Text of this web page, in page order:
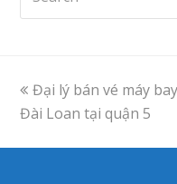
previous
post:
Đại lý bán vé máy
Đài Loan tại quận 5